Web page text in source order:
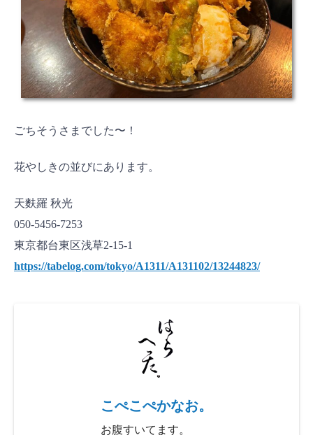
ごちそうさまでした〜！
花やしきの並びにあります。
天麩羅 秋光
050-5456-7253
東京都台東区浅草2-15-1
https://tabelog.com/tokyo/A1311/A131102/13244823/
こぺこぺかなお。
お腹すいてます。